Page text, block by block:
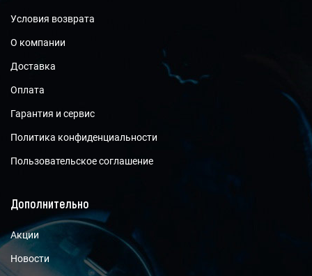
Условия возврата
О компании
Доставка
Оплата
Гарантия и сервис
Политика конфиденциальности
Пользовательское соглашение
Дополнительно
Акции
Новости